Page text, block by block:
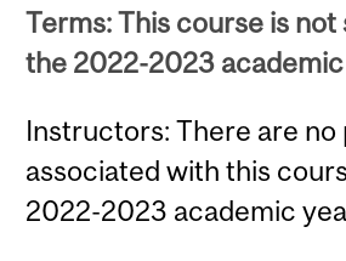
Terms: This course is
the 2022-2023
Instructors: There are no
associated with this
2022-2023 academic